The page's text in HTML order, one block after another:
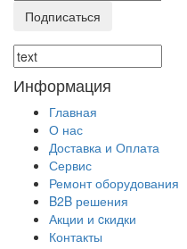
Подписаться
Информация
Главная
О нас
Доставка и Оплата
Сервис
Ремонт оборудования
B2B решения
Акции и cкидки
Контакты